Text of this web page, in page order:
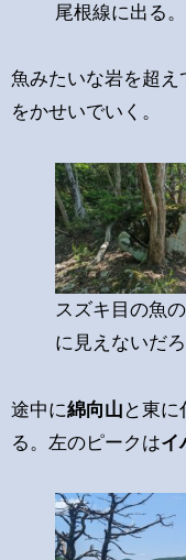
尾根線に出る。
魚みたいな岩を超え
をかせいでいく。
スズキ目の魚
に見えないだろ
途中に綿向山 と東に
る。左のピークはイ